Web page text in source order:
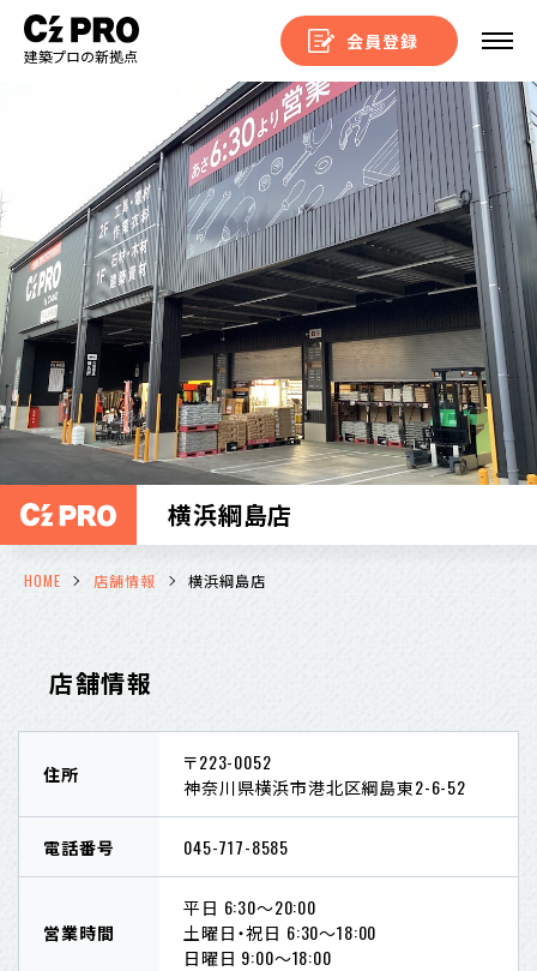
建築プロの新拠点
会員登録
横浜綱島店
HOME 店舗情報 横浜綱島店
店舗情報
住所
〒223-0052
神奈川県横浜市港北区綱島東2-6-52
電話番号 045-717-8585
営業時間
平日 6:30～20:00
土曜日・祝日 6:30～18:00
日曜日 9:00～18:00